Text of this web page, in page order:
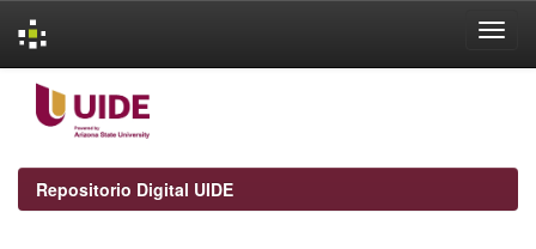
navigation
Repositorio Digital UIDE